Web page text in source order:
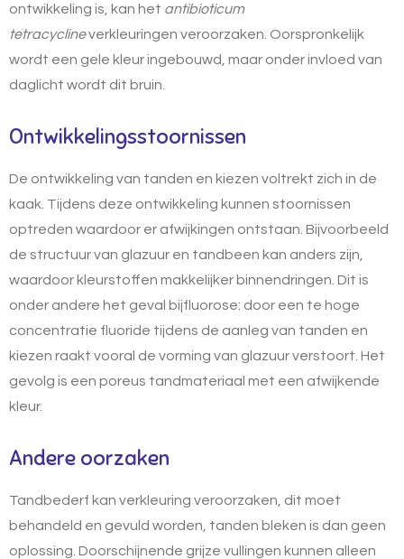
ontwikkeling is, kan het antibioticum
tetracyclineverkleuringen veroorzaken. Oorspronkelijk
wordt een gele kleur ingebouwd, maar onder invloed van
daglicht wordt dit bruin.
Ontwikkelingsstoornissen
De ontwikkeling van tanden en kiezen voltrekt zich in de
kaak. Tijdens deze ontwikkeling kunnen stoornissen
optreden waardoor er afwijkingen ontstaan. Bijvoorbeeld
de structuur van glazuur en tandbeen kan anders zijn,
waardoor kleurstoffen makkelijker binnendringen. Dit is
onder andere het geval bijfluorose: door een te hoge
concentratie fluoride tijdens de aanleg van tanden en
kiezen raakt vooral de vorming van glazuur verstoort. Het
gevolg is een poreus tandmateriaal met een afwijkende
kleur.
Andere oorzaken
Tandbederf kan verkleuring veroorzaken, dit moet
behandeld en gevuld worden, tanden bleken is dan geen
oplossing. Doorschijnende grijze vullingen kunnen alleen